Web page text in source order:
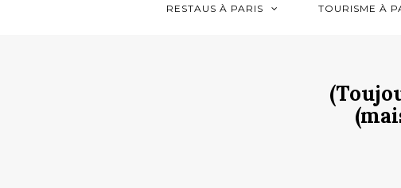
RESTAUS À PARIS TOURISME À